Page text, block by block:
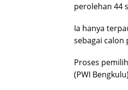
perolehan 44
Ia hanya
sebagai calon
Proses
(PWI